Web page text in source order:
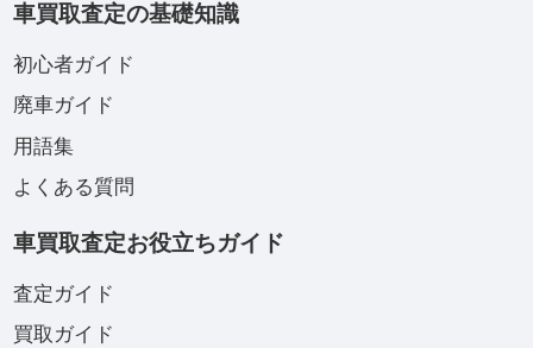
車買取査定の基礎知識
初心者ガイド
廃車ガイド
用語集
よくある質問
車買取査定お役立ちガイド
査定ガイド
買取ガイド